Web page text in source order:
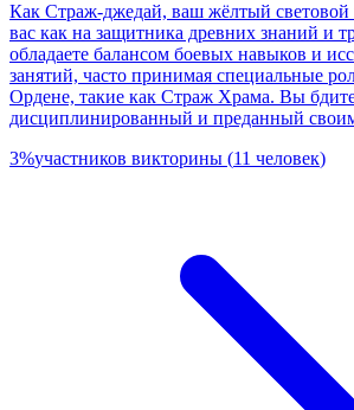
Как Страж-джедай, ваш жёлтый световой
вас как на защитника древних знаний и
обладаете балансом боевых навыков и
занятий, часто принимая специальные
Ордене, такие как Страж Храма. Вы
дисциплинированный и преданный
3%участников викторины (11 человек)